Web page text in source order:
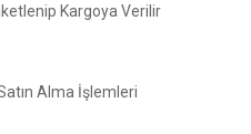
Kargoya Verilir
Alma İşlemleri